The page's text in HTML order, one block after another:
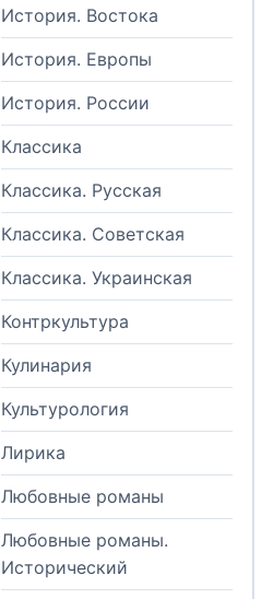
История. Востока
История. Европы
История. России
Классика
Классика. Русская
Классика. Советская
Классика. Украинская
Контркультура
Кулинария
Культурология
Лирика
Любовные романы
Любовные романы.
Исторический